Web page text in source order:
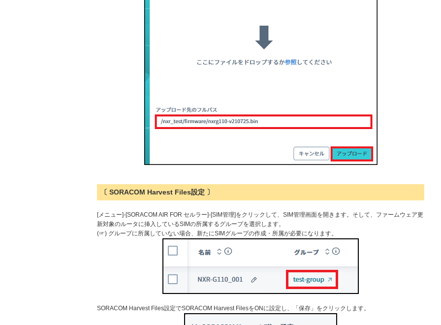
〔 SORACOM Harvest Files設定 〕
[メニュー]-[SORACOM AIR FOR セルラー]-[SIM管理]をクリックして、SIM管理画面を開きます。そして、ファームウェア更
新対象のルータに挿入しているSIMの所属するグループを選択します。
(☞) グループに所属していない場合、新たにSIMグループの作成・所属が必要になります。
SORACOM Harvest Files設定でSORACOM Harvest FilesをONに設定し、「保存」をクリックします。